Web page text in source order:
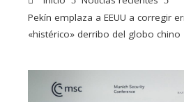
Pekín emplaza a EEUU a corregir
«histérico» derribo del globo chino